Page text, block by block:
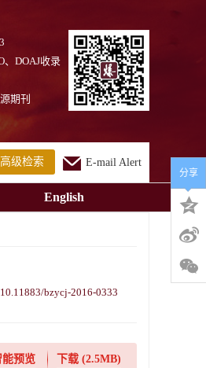
、DOAJ收录
期刊
高级检索 E-mail Alert
English
10.11883/bzycj-2016-0333
能预览 下载(2.5MB)
分享